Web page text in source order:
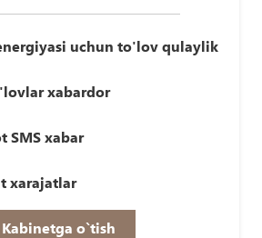
uchun to'lov qulaylik
xabardor
SMS xabar
xarajatlar
Kabinetga o`tish